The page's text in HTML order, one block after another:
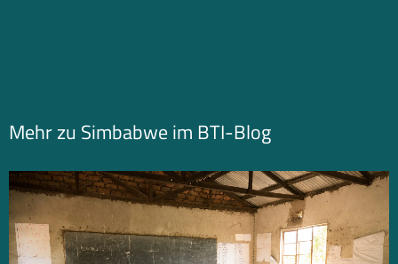
Mehr zu Simbabwe im BTI-Blog